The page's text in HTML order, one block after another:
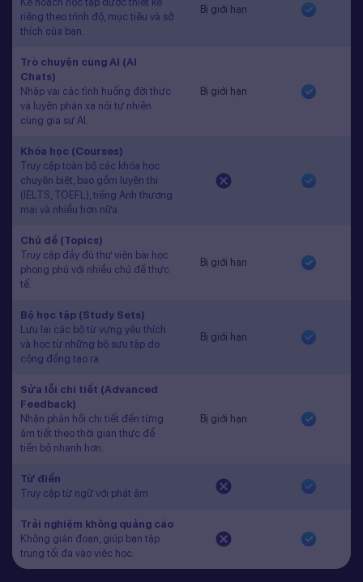
riêng theo trình độ, mục tiêu và sở
thích của bạn.
Bị giới hạn
Trò chuyện cùng AI (AI
Chats)
Nhập vai các tình huống đời thực
và luyện phản xạ nói tự nhiên
cùng gia sư AI.
Bị giới hạn
Khóa học (Courses)
Truy cập toàn bộ các khóa học
chuyên biệt, bao gồm luyện thi
(IELTS, TOEFL), tiếng Anh thương
mại và nhiều hơn nữa.
Chủ đề (Topics)
Truy cập đầy đủ thư viện bài học
phong phú với nhiều chủ đề thực
tế.
Bị giới hạn
Bộ học tập (Study Sets)
Lưu lại các bộ từ vựng yêu thích
và học từ những bộ sưu tập do
cộng đồng tạo ra.
Bị giới hạn
Sửa lỗi chi tiết (Advanced
Feedback)
Nhận phản hồi chi tiết đến từng
âm tiết theo thời gian thực để
tiến bộ nhanh hơn.
Bị giới hạn
Từ điển
Truy cập từ ngữ với phát âm
Trải nghiệm không quảng cáo
Không gián đoạn, giúp bạn tập
trung tối đa vào việc học.